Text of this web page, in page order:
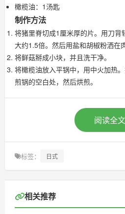
橄榄油：1汤匙
制作方法
将猪里脊切成1厘米厚的片。用刀
大约1.5倍。然后用盐和胡椒粉洒在
将鲜菇掰成小块，并且洗干净。
将橄榄油放入平锅中，用中火加热
煎锅的空白处，然后烘煎。
阅读全文
标签： 日式
相关推荐